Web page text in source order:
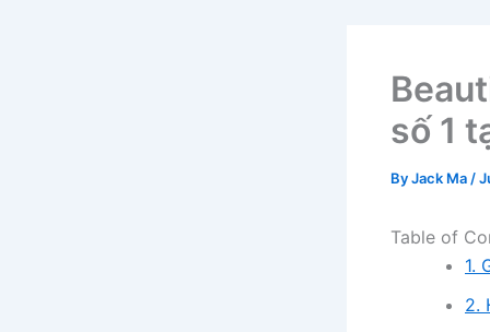
số 1
ByJack Ma /
Table of
1.
2.